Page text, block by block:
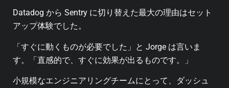
Datadog から Sentry に切り替えた最大の理由はセット
アップ体験でした。
「すぐに動くものが必要でした」と Jorge は言いま
す。「直感的で、すぐに効果が出るものです。」
小規模なエンジニアリングチームにとって、ダッシュ